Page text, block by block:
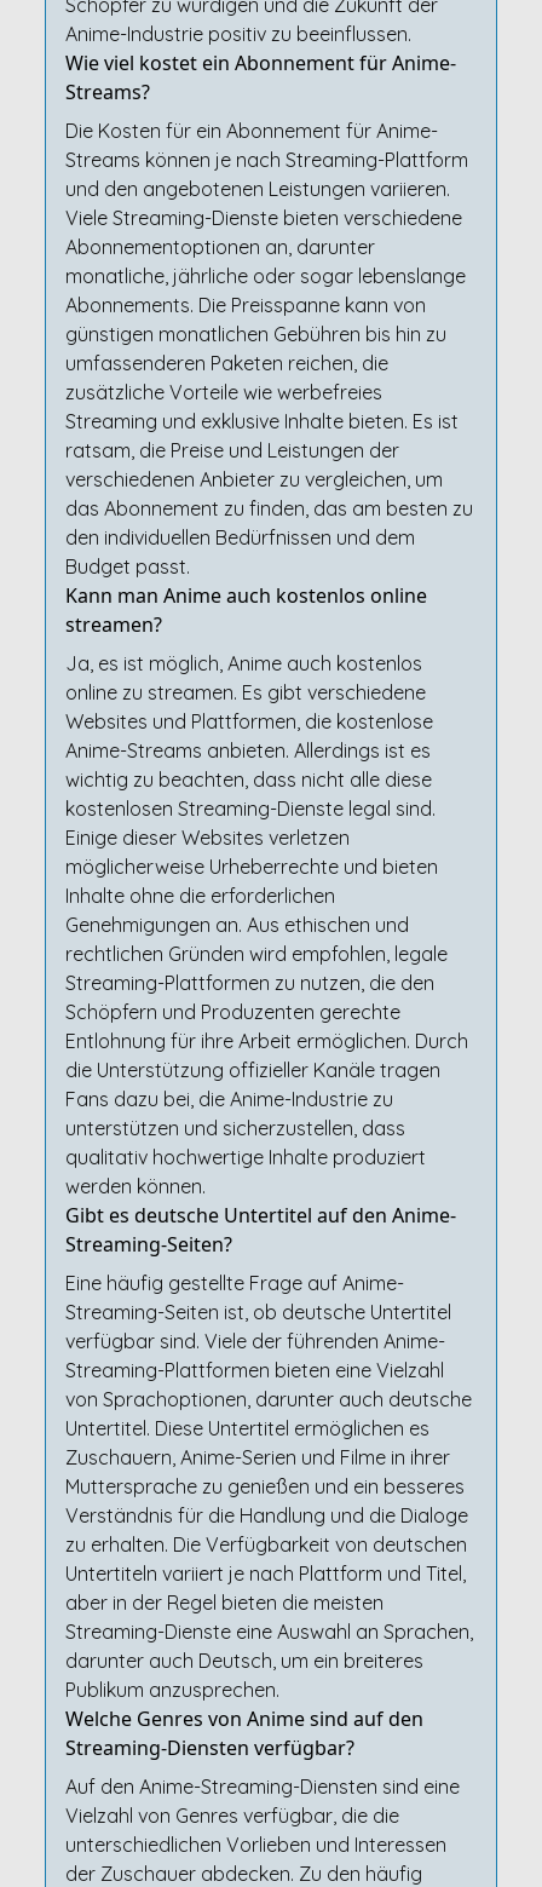
Schöpfer zu würdigen und die Zukunft der
Anime-Industrie positiv zu beeinflussen.
Wie viel kostet ein Abonnement für Anime-
Streams?
Die Kosten für ein Abonnement für Anime-
Streams können je nach Streaming-Plattform
und den angebotenen Leistungen variieren.
Viele Streaming-Dienste bieten verschiedene
Abonnementoptionen an, darunter
monatliche, jährliche oder sogar lebenslange
Abonnements. Die Preisspanne kann von
günstigen monatlichen Gebühren bis hin zu
umfassenderen Paketen reichen, die
zusätzliche Vorteile wie werbefreies
Streaming und exklusive Inhalte bieten. Es ist
ratsam, die Preise und Leistungen der
verschiedenen Anbieter zu vergleichen, um
das Abonnement zu finden, das am besten zu
den individuellen Bedürfnissen und dem
Budget passt.
Kann man Anime auch kostenlos online
streamen?
Ja, es ist möglich, Anime auch kostenlos
online zu streamen. Es gibt verschiedene
Websites und Plattformen, die kostenlose
Anime-Streams anbieten. Allerdings ist es
wichtig zu beachten, dass nicht alle diese
kostenlosen Streaming-Dienste legal sind.
Einige dieser Websites verletzen
möglicherweise Urheberrechte und bieten
Inhalte ohne die erforderlichen
Genehmigungen an. Aus ethischen und
rechtlichen Gründen wird empfohlen, legale
Streaming-Plattformen zu nutzen, die den
Schöpfern und Produzenten gerechte
Entlohnung für ihre Arbeit ermöglichen. Durch
die Unterstützung offizieller Kanäle tragen
Fans dazu bei, die Anime-Industrie zu
unterstützen und sicherzustellen, dass
qualitativ hochwertige Inhalte produziert
werden können.
Gibt es deutsche Untertitel auf den Anime-
Streaming-Seiten?
Eine häufig gestellte Frage auf Anime-
Streaming-Seiten ist, ob deutsche Untertitel
verfügbar sind. Viele der führenden Anime-
Streaming-Plattformen bieten eine Vielzahl
von Sprachoptionen, darunter auch deutsche
Untertitel. Diese Untertitel ermöglichen es
Zuschauern, Anime-Serien und Filme in ihrer
Muttersprache zu genießen und ein besseres
Verständnis für die Handlung und die Dialoge
zu erhalten. Die Verfügbarkeit von deutschen
Untertiteln variiert je nach Plattform und Titel,
aber in der Regel bieten die meisten
Streaming-Dienste eine Auswahl an Sprachen,
darunter auch Deutsch, um ein breiteres
Publikum anzusprechen.
Welche Genres von Anime sind auf den
Streaming-Diensten verfügbar?
Auf den Anime-Streaming-Diensten sind eine
Vielzahl von Genres verfügbar, die die
unterschiedlichen Vorlieben und Interessen
der Zuschauer abdecken. Zu den häufig